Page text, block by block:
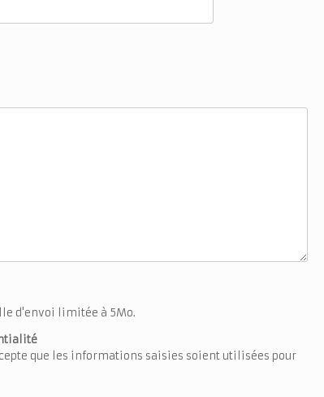
d'envoi limitée à 5Mo.
que les informations saisies soient utilisées pour